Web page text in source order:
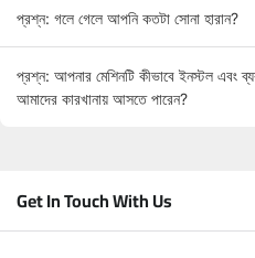
প্রশ্ন: গলে গেলে আপনি কতটা সোনা হারান?
প্রশ্ন: আপনার মেশিনটি কীভাবে ইনস্টল এবং
আমাদের কারখানায় আসতে পারেন?
Get In Touch With Us